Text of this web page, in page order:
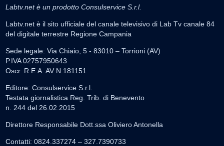
Labtv.net è un prodotto Consulservice S.r.l.
Labtv.net è il sito ufficiale del canale televisivo di Lab Tv canale 84
del digitale terrestre Regione Campania
Sede legale: Via Chiaio, 5 - 83010 – Torrioni (AV)
P.IVA 02757950643
Oscr. R.E.A. AV N.181151
Editore: Consulservice S.r.l.
Testata giornalistica Reg. Trib. di Benevento
n. 244 del 26.02.2015
Direttore Responsabile Dott.ssa Oliviero Antonella
Contatti: 0824.337274 – 327.7390733